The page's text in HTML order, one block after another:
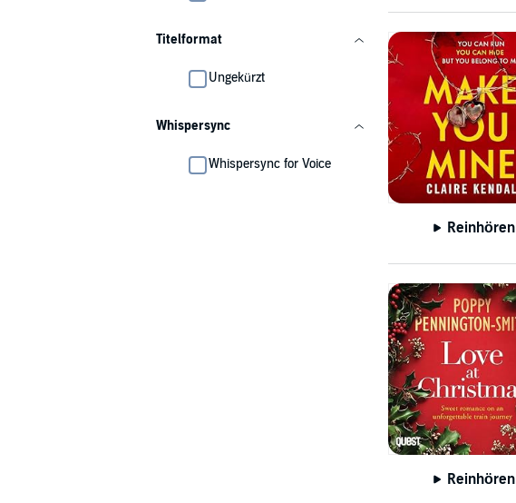
Titelformat
Ungekürzt
Whispersync
Whispersync for Voice
Reinhören
Reinhören